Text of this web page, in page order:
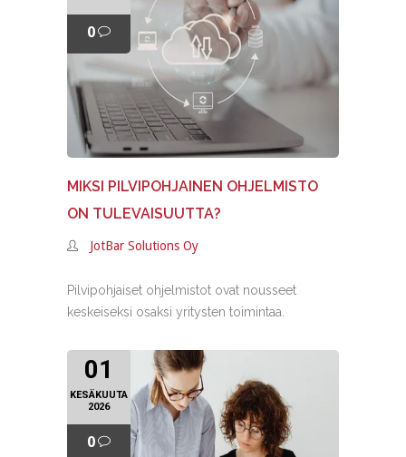
0
MIKSI PILVIPOHJAINEN OHJELMISTO
ON TULEVAISUUTTA?
JotBar Solutions Oy
Pilvipohjaiset ohjelmistot ovat nousseet
keskeiseksi osaksi yritysten toimintaa.
01
KESÄKUUTA
2026
0